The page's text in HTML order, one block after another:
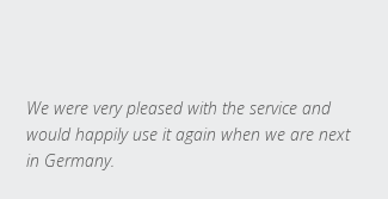
We were very pleased with the service and
would happily use it again when we are next
in Germany.